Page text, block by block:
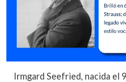
Irmgard Seefried, nacida el